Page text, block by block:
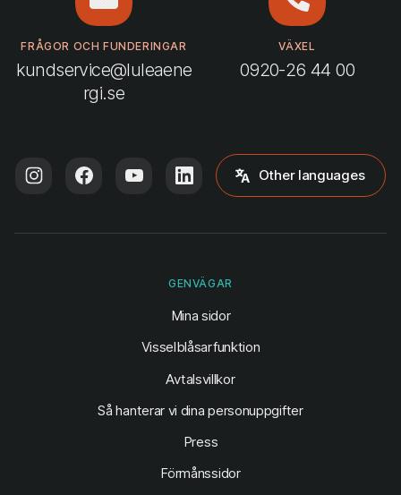
FRÅGOR OCH FUNDERINGAR
kundservice@luleaene
rgi.se
VÄXEL
0920-26 44 00
Other languages
GENVÄGAR
Mina sidor(öppnas i ny flik)
Visselblåsarfunktion
Avtalsvillkor
Så hanterar vi dina personuppgifter
Press
Förmånssidor